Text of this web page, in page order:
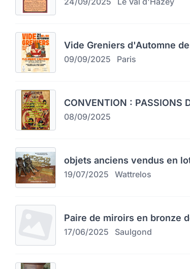
Vide Greniers d'Automne
09/09/2025 Paris
CONVENTION : PASSIONS
08/09/2025
objets anciens vendus en
19/07/2025 Wattrelos
Paire de miroirs en bronze
17/06/2025 Saulgond